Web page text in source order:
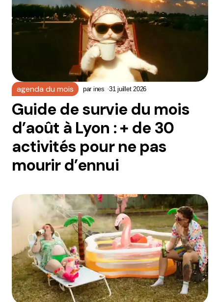
agenda du mois par ines 31 juillet 2026
Guide de survie du mois
d’août à Lyon : + de 30
activités pour ne pas
mourir d’ennui